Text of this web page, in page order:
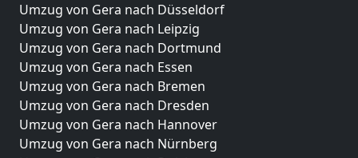
Umzug von Gera nach Düsseldorf
Umzug von Gera nach Leipzig
Umzug von Gera nach Dortmund
Umzug von Gera nach Essen
Umzug von Gera nach Bremen
Umzug von Gera nach Dresden
Umzug von Gera nach Hannover
Umzug von Gera nach Nürnberg